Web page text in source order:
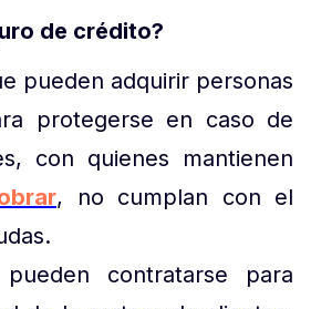
de crédito?
pueden adquirir personas
protegerse en caso de
con quienes mantienen
, no cumplan con el
contratarse para